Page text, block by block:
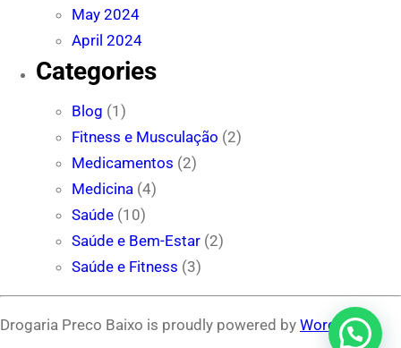
May 2024
April 2024
Categories
Blog (1)
Fitness e Musculação (2)
Medicamentos (2)
Medicina (4)
Saúde (10)
Saúde e Bem-Estar (2)
Saúde e Fitness (3)
Drogaria Preco Baixo is proudly powered by WordPress